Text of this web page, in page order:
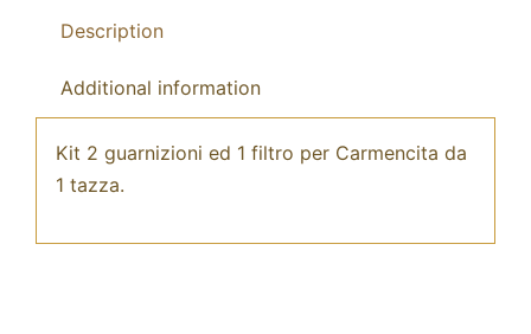
Description
Additional information
Kit 2 guarnizioni ed 1 filtro per Carmencita da
1 tazza.